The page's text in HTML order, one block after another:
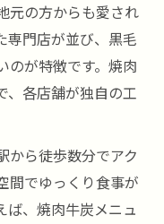
元の方からも愛され
専門店が並び、黒毛
のが特徴です。焼肉
、各店舗が独自の工
から徒歩数分でアク
間でゆっくり食事が
ば、焼肉牛炭メニュ